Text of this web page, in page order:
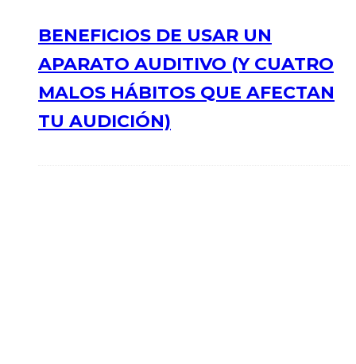
BENEFICIOS DE USAR UN
APARATO AUDITIVO (Y CUATRO
MALOS HÁBITOS QUE AFECTAN
TU AUDICIÓN)